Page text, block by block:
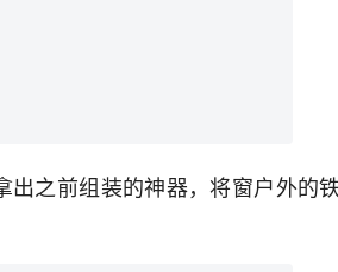
出之前组装的神器，将窗户外的